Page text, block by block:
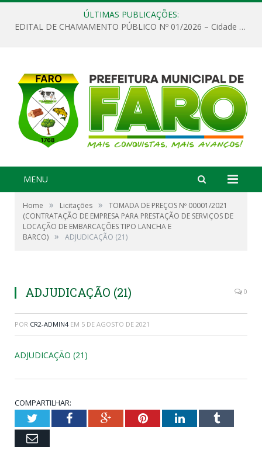
ÚLTIMAS PUBLICAÇÕES:
EDITAL DE CHAMAMENTO PÚBLICO Nº 01/2026 – Cidade de Faro
MENU
Home » Licitações »
TOMADA DE PREÇOS Nº 00001/2021
(CONTRATAÇÃO DE EMPRESA PARA PRESTAÇÃO DE SERVIÇOS DE
LOCAÇÃO DE EMBARCAÇÕES TIPO LANCHA E
BARCO) » ADJUDICAÇÃO (21)
ADJUDICAÇÃO (21) 0
POR CR2-ADMIN4 EM 5 DE AGOSTO DE 2021
ADJUDICAÇÃO (21)
COMPARTILHAR:
TwitterFacebookGoogle+PinterestLinkedInTumblr
Email